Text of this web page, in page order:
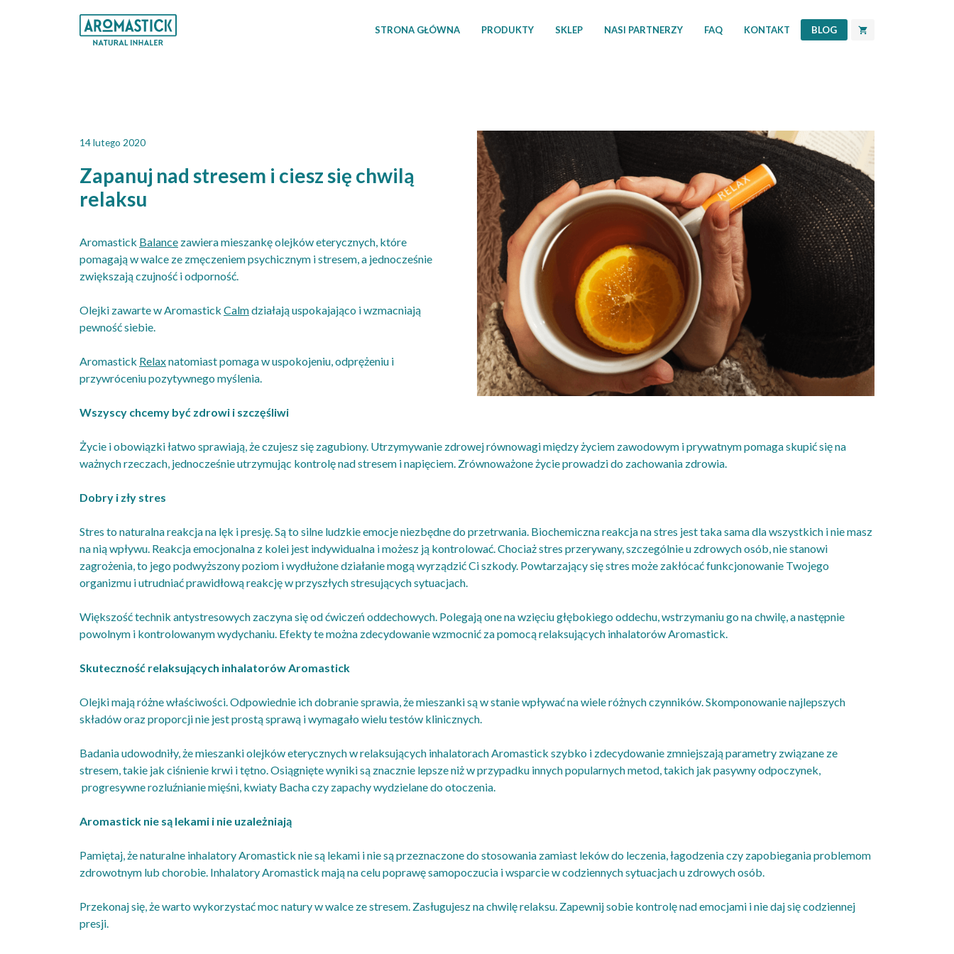
STRONA GŁÓWNA PRODUKTY SKLEP NASI PARTNERZY FAQ KONTAKT BLOG
Zapanuj nad stresem i ciesz się chwilą
relaksu
14 lutego 2020
Aromastick Balance zawiera mieszankę olejków eterycznych, które
pomagają w walce ze zmęczeniem psychicznym i stresem, a jednocześnie
zwiększają czujność i odporność.
Olejki zawarte w Aromastick Calmdziałają uspokajająco i wzmacniają
pewność siebie.
Aromastick Relaxnatomiast pomaga w uspokojeniu, odprężeniu i
przywróceniu pozytywnego myślenia.
Wszyscy chcemy być zdrowi i szczęśliwi
Życie i obowiązki łatwo sprawiają, że czujesz się zagubiony. Utrzymywanie zdrowej równowagi między życiem zawodowym i prywatnym pomaga skupić się na
ważnych rzeczach, jednocześnie utrzymując kontrolę nad stresem i napięciem. Zrównoważone życie prowadzi do zachowania zdrowia.
Dobry i zły stres
Stres to naturalna reakcja na lęk i presję. Są to silne ludzkie emocje niezbędne do przetrwania. Biochemiczna reakcja na stres jest taka sama dla wszystkich i nie masz
na nią wpływu. Reakcja emocjonalna z kolei jest indywidualna i możesz ją kontrolować. Chociaż stres przerywany, szczególnie u zdrowych osób, nie stanowi
zagrożenia, to jego podwyższony poziom i wydłużone działanie mogą wyrządzić Ci szkody. Powtarzający się stres może zakłócać funkcjonowanie Twojego
organizmu i utrudniać prawidłową reakcję w przyszłych stresujących sytuacjach.
Większość technik antystresowych zaczyna się od ćwiczeń oddechowych. Polegają one na wzięciu głębokiego oddechu, wstrzymaniu go na chwilę, a następnie
powolnym i kontrolowanym wydychaniu. Efekty te można zdecydowanie wzmocnić za pomocą relaksujących inhalatorów Aromastick.
Skuteczność relaksujących inhalatorów Aromastick
Olejki mają różne właściwości. Odpowiednie ich dobranie sprawia, że ​​mieszanki są w stanie wpływać na wiele różnych czynników. Skomponowanie najlepszych
składów oraz proporcji nie jest prostą sprawą i wymagało wielu testów klinicznych.
Badania udowodniły, że mieszanki olejków eterycznych w relaksujących inhalatorach Aromastick szybko i zdecydowanie zmniejszają parametry związane ze
stresem, takie jak ciśnienie krwi i tętno. Osiągnięte wyniki są znacznie lepsze niż w przypadku innych popularnych metod, takich jak pasywny odpoczynek,
progresywne rozluźnianie mięśni, kwiaty Bacha czy zapachy wydzielane do otoczenia.
Aromastick nie są lekami i nie uzależniają
Pamiętaj, że naturalne inhalatory Aromastick nie są lekami i nie są przeznaczone do stosowania zamiast leków do leczenia, łagodzenia czy zapobiegania problemom
zdrowotnym lub chorobie. Inhalatory Aromastick mają na celu poprawę samopoczucia i wsparcie w codziennych sytuacjach u zdrowych osób.
Przekonaj się, że warto wykorzystać moc natury w walce ze stresem. Zasługujesz na chwilę relaksu. Zapewnij sobie kontrolę nad emocjami i nie daj się codziennej
presji.